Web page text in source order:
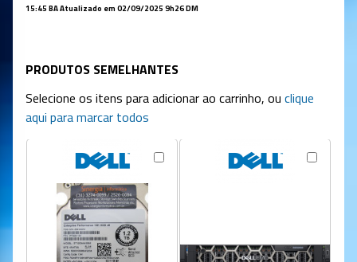
15:45 BA Atualizado em 02/09/2025 9h26 DM
PRODUTOS SEMELHANTES
Selecione os itens para adicionar ao carrinho, ou clique
aqui para marcar todos